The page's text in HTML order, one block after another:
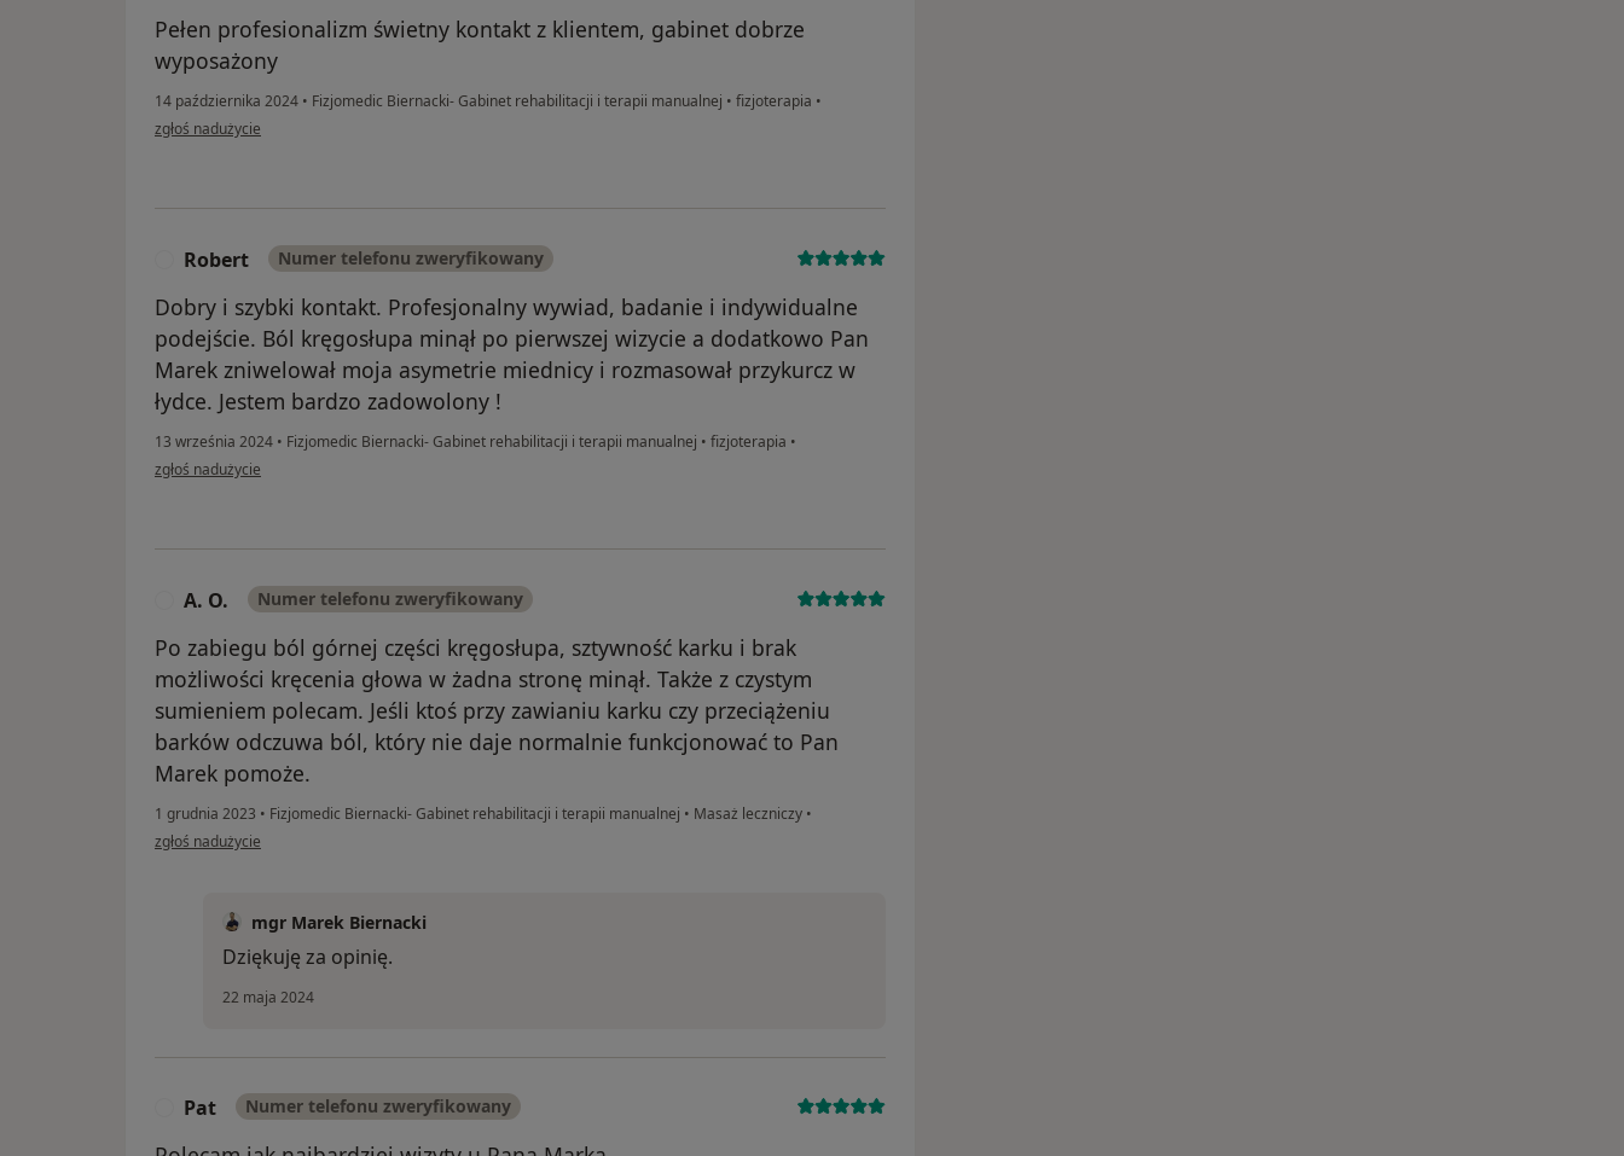
Pełen profesionalizm świetny kontakt z klientem, gabinet dobrze
wyposażony
14 października 2024 • Fizjomedic Biernacki- Gabinet rehabilitacji i terapii manualnej • fizjoterapia •
w opinii użytkownika Piotr
zgłoś nadużycie
Robert Numer telefonu zweryfikowany
Dobry i szybki kontakt. Profesjonalny wywiad, badanie i indywidualne
podejście. Ból kręgosłupa minął po pierwszej wizycie a dodatkowo Pan
Marek zniwelował moja asymetrie miednicy i rozmasował przykurcz w
łydce. Jestem bardzo zadowolony !
13 września 2024 • Fizjomedic Biernacki- Gabinet rehabilitacji i terapii manualnej • fizjoterapia •
w opinii użytkownika Robert
zgłoś nadużycie
A. O. Numer telefonu zweryfikowany
Po zabiegu ból górnej części kręgosłupa, sztywność karku i brak
możliwości kręcenia głowa w żadna stronę minął. Także z czystym
sumieniem polecam. Jeśli ktoś przy zawianiu karku czy przeciążeniu
barków odczuwa ból, który nie daje normalnie funkcjonować to Pan
Marek pomoże.
1 grudnia 2023 • Fizjomedic Biernacki- Gabinet rehabilitacji i terapii manualnej • Masaż leczniczy •
w opinii użytkownika A. O.
zgłoś nadużycie
mgr Marek Biernacki
Dziękuję za opinię.
22 maja 2024
Pat Numer telefonu zweryfikowany